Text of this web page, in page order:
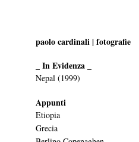
paolo cardinali | fotografie
_ In Evidenza _
Nepal (1999)
Appunti
Etiopia
Grecia